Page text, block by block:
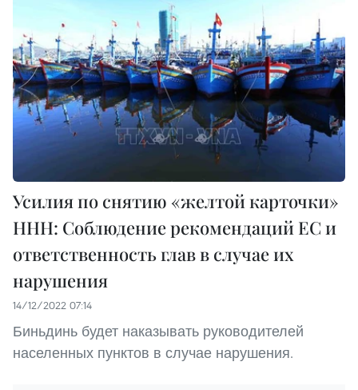
Усилия по снятию «желтой карточки»
ННН: Соблюдение рекомендаций ЕС и
ответственность глав в случае их
нарушения
14/12/2022 07:14
Биньдинь будет наказывать руководителей
населенных пунктов в случае нарушения.